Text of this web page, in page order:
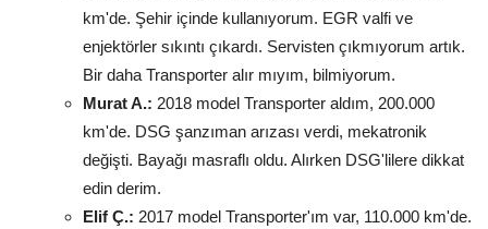
km'de. Şehir içinde kullanıyorum. EGR valfi ve
enjektörler sıkıntı çıkardı. Servisten çıkmıyorum artık.
Bir daha Transporter alır mıyım, bilmiyorum.
Murat A.: 2018 model Transporter aldım, 200.000
km'de. DSG şanzıman arızası verdi, mekatronik
değişti. Bayağı masraflı oldu. Alırken DSG'lilere dikkat
edin derim.
Elif Ç.: 2017 model Transporter'ım var, 110.000 km'de.